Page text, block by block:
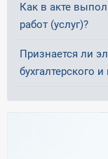
Как в акте
работ (услуг)?
Признается ли
бухгалтерского